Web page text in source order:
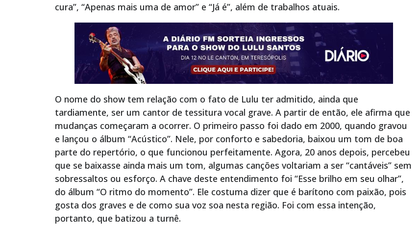
cura”, “Apenas mais uma de amor” e “Já é”, além de trabalhos atuais.
O nome do show tem relação com o fato de Lulu ter admitido, ainda que
tardiamente, ser um cantor de tessitura vocal grave. A partir de então, ele afirma que
mudanças começaram a ocorrer. O primeiro passo foi dado em 2000, quando gravou
e lançou o álbum “Acústico”. Nele, por conforto e sabedoria, baixou um tom de boa
parte do repertório, o que funcionou perfeitamente. Agora, 20 anos depois, percebeu
que se baixasse ainda mais um tom, algumas canções voltariam a ser “cantáveis” sem
sobressaltos ou esforço. A chave deste entendimento foi “Esse brilho em seu olhar”,
do álbum “O ritmo do momento”. Ele costuma dizer que é barítono com paixão, pois
gosta dos graves e de como sua voz soa nesta região. Foi com essa intenção,
portanto, que batizou a turnê.